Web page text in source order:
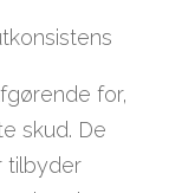
for,
skud. De
tilbyder